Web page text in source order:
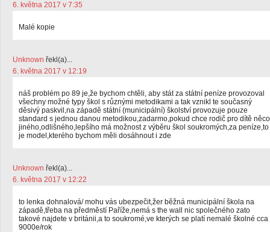
6. května 2017 v 7:35
Malé kopie
Unknown řekl(a)...
6. května 2017 v 12:19
náš problém po 89 je,že bychom chtěli, aby stát za státní peníze provozoval
všechny možné typy škol s různými metodikami a tak vznikl te současný
děsivý paskvil,na západě státní (municipální) školství provozuje pouze
standard s jednou danou metodikou,zadarmo,pokud chce rodič pro dítě něco
jiného,odlišného,lepšího má možnost z výběru škol soukromých,za peníze,to
je model,kterého bychom měli dosáhnout i zde
Unknown řekl(a)...
6. května 2017 v 12:22
to lenka dohnalová/ mohu vás ubezpečit,žer běžná municipální škola na
západě,třeba na předměstí Paříže,nemá s the wall nic společného zato
takové najdete v británii,a to soukromé,ve kterých se platí nemalé školné cca
9000e/rok